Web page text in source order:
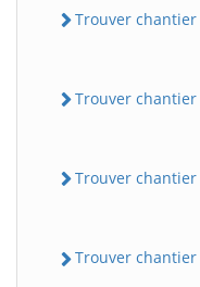
Trouver chantier
Trouver chantier
Trouver chantier
Trouver chantier